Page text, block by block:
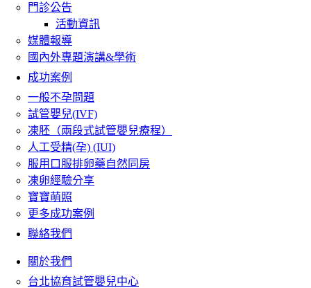
門診公告
活動資訊
媒體報導
國內外專題演講&學術
成功案例
一般不孕問題
試管嬰兒(IVF)
凍胚（兩段式試管嬰兒療程）
人工受精(孕) (IUI)
服用口服排卵藥自然同房
凍卵經驗分享
寶寶萌照
更多成功案例
聯絡我們
關於我們
台北協育試管嬰兒中心